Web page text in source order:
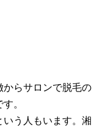
らサロンで脱毛の
。
いう人もいます。湘